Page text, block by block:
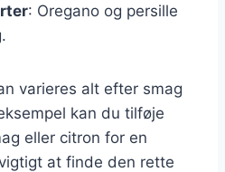
: Oregano og persille
varieres alt efter smag
kan du tilføje
eller citron for en
at finde den rette